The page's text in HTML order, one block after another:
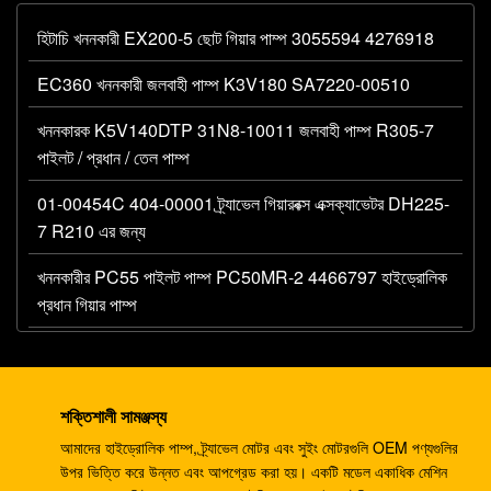
হিটাচি খননকারী EX200-5 ছোট গিয়ার পাম্প 3055594 4276918
EC360 খননকারী জলবাহী পাম্প K3V180 SA7220-00510
খননকারক K5V140DTP 31N8-10011 জলবাহী পাম্প R305-7
পাইলট / প্রধান / তেল পাম্প
01-00454C 404-00001 ট্র্যাভেল গিয়ারবক্স এক্সক্যাভেটর DH225-
7 R210 এর জন্য
খননকারীর PC55 পাইলট পাম্প PC50MR-2 4466797 হাইড্রোলিক
প্রধান গিয়ার পাম্প
খননকারী ডিএইচ 220-5 ডিএইচ 220-7 ট্র্যাভেল গিয়ারবক্স EC210
SANY235 S220LC-5
শক্তিশালী সামঞ্জস্য
আমাদের হাইড্রোলিক পাম্প, ট্র্যাভেল মোটর এবং সুইং মোটরগুলি OEM পণ্যগুলির
উপর ভিত্তি করে উন্নত এবং আপগ্রেড করা হয়। একটি মডেল একাধিক মেশিন